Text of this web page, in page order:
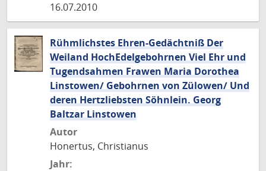
16.07.2010
Rühmlichstes Ehren-Gedächtniß Der
Weiland HochEdelgebohrnen Viel Ehr und
Tugendsahmen Frawen Maria Dorothea
Linstowen/ Gebohrnen von Zülowen/ Und
deren Hertzliebsten Söhnlein. Georg
Baltzar Linstowen
Autor
Honertus, Christianus
Jahr: